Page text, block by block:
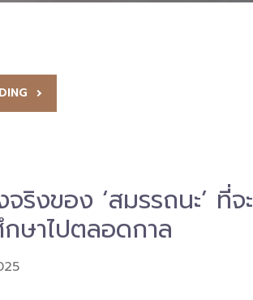
จริงของ ‘สมรรถนะ’ ที่จะ
ษาไปตลอดกาล